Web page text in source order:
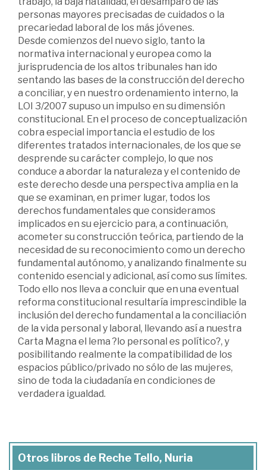
personas mayores precisadas de cuidados o la
precariedad laboral de los más jóvenes.
Desde comienzos del nuevo siglo, tanto la
normativa internacional y europea como la
jurisprudencia de los altos tribunales han ido
sentando las bases de la construcción del derecho
a conciliar, y en nuestro ordenamiento interno, la
LOI 3/2007 supuso un impulso en su dimensión
constitucional. En el proceso de conceptualización
cobra especial importancia el estudio de los
diferentes tratados internacionales, de los que se
desprende su carácter complejo, lo que nos
conduce a abordar la naturaleza y el contenido de
este derecho desde una perspectiva amplia en la
que se examinan, en primer lugar, todos los
derechos fundamentales que consideramos
implicados en su ejercicio para, a continuación,
acometer su construcción teórica, partiendo de la
necesidad de su reconocimiento como un derecho
fundamental autónomo, y analizando finalmente su
contenido esencial y adicional, así como sus límites.
Todo ello nos lleva a concluir que en una eventual
reforma constitucional resultaría imprescindible la
inclusión del derecho fundamental a la conciliación
de la vida personal y laboral, llevando así a nuestra
Carta Magna el lema ?lo personal es político?, y
posibilitando realmente la compatibilidad de los
espacios público/privado no sólo de las mujeres,
sino de toda la ciudadanía en condiciones de
verdadera igualdad.
Otros libros de Reche Tello, Nuria